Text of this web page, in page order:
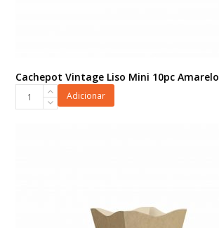
Cachepot Vintage Liso Mini 10pc Amarelo
Cachepot
Adicionar